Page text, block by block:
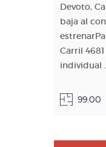
Devoto,
baja al
Carril
individual ...
99.00